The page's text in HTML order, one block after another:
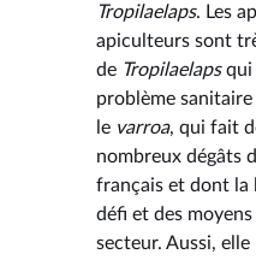
Tropilaelaps. Les
apiculteurs sont
de Tropilaelapsqui
problème
le varroa, qui fait
nombreux dégâts
français et dont la
défi et des
secteur. Aussi,